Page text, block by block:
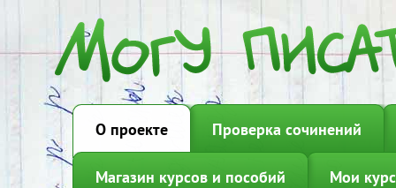
О проекте Проверка сочинений
Магазин курсов и пособий Мои